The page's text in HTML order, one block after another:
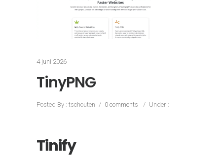
4 juni 2026
TinyPNG
Posted By : tschouten / 0 comments / Under :
Tinify